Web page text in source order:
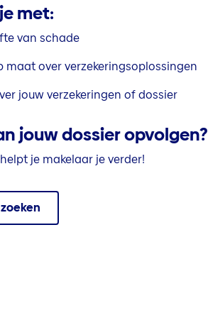
met:
van schade
maat over verzekeringsoplossingen
jouw verzekeringen of dossier
jouw dossier opvolgen?
je makelaar je verder!